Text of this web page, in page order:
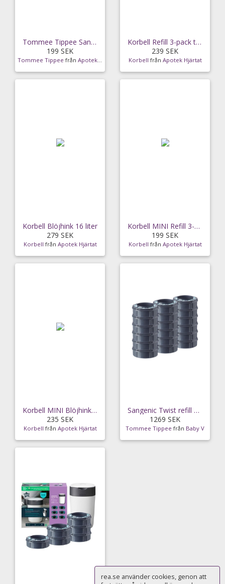
Tommee Tippee Sangenic Twist & Click Blöjhink Blå
199 SEK
Tommee Tippee från Apotek Hjärtat
Korbell Refill 3-pack till Blöjhink 16 liter
239 SEK
Korbell från Apotek Hjärtat
Korbell Blöjhink 16 liter
279 SEK
Korbell från Apotek Hjärtat
Korbell MINI Refill 3-pack till Blöjhink 9 liter
199 SEK
Korbell från Apotek Hjärtat
Korbell MINI Blöjhink 9 liter
235 SEK
Korbell från Apotek Hjärtat
Sangenic Twist refill kassett 18-pack
1269 SEK
Tommee Tippee från Baby V
rea.se använder cookies, genon att